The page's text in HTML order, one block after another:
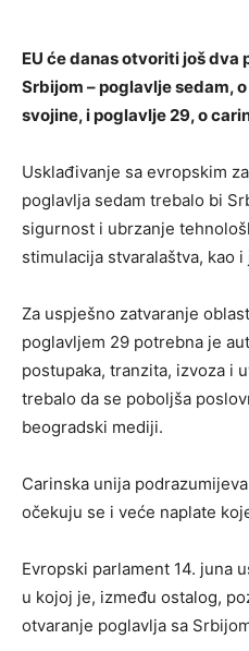
EU će danas otvoriti još
Srbijom – poglavlje sedam,
svojine, i poglavlje 29, o
Usklađivanje sa evropskim
poglavlja sedam trebalo bi
sigurnost i ubrzanje
stimulacija stvaralaštva, kao
Za uspješno zatvaranje
poglavljem 29 potrebna je
postupaka, tranzita, izvoza i
trebalo da se poboljša
beogradski mediji.
Carinska unija
očekuju se i veće naplate
Evropski parlament 14. juna
u kojoj je, između ostalog,
otvaranje poglavlja sa